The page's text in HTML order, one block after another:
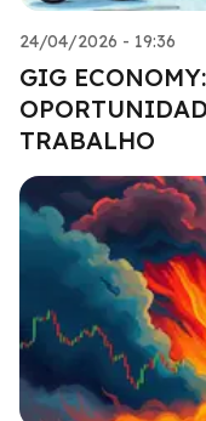
24/04/2026 - 19:36
GIG
TRABALHO